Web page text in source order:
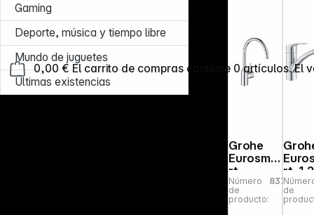
0,00 € El carrito de compras contiene 0 artículos. El
Gaming
Deporte, música y tiempo libre
Mundo de juguetes
Últimas existencias
Grohe
Eurosma
rt
Cosmop
olitan
Single-
Número
de
producto:
837699
rt,
de